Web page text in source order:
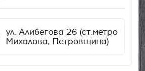
ул. Алибегова 26 (ст.метро
Михалова, Петровщина)